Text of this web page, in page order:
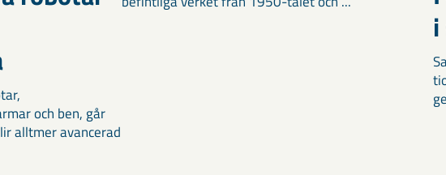
och ben, går
alltmer avancerad
i